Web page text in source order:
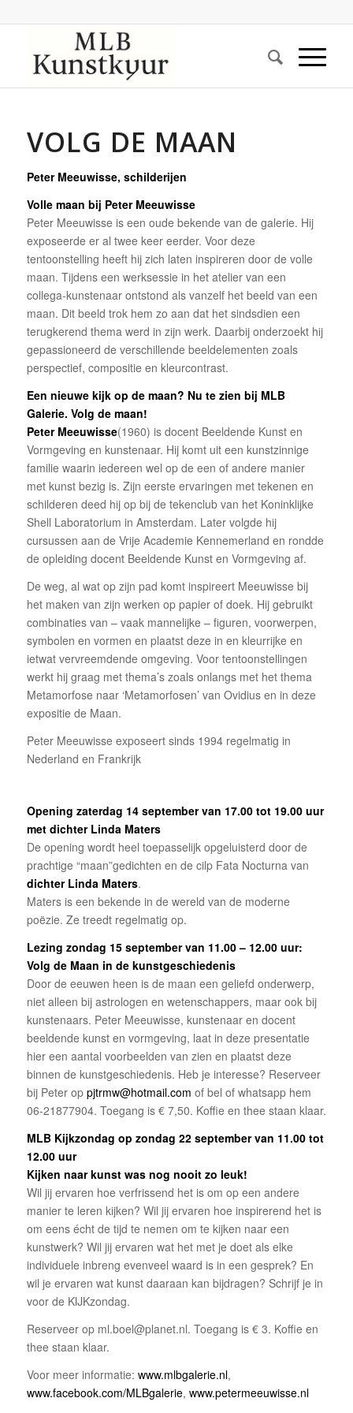
VOLG DE MAAN
Peter Meeuwisse, schilderijen
Volle maan bij Peter Meeuwisse
Peter Meeuwisse is een oude bekende van de galerie. Hij
exposeerde er al twee keer eerder. Voor deze
tentoonstelling heeft hij zich laten inspireren door de volle
maan. Tijdens een werksessie in het atelier van een
collega-kunstenaar ontstond als vanzelf het beeld van een
maan. Dit beeld trok hem zo aan dat het sindsdien een
terugkerend thema werd in zijn werk. Daarbij onderzoekt hij
gepassioneerd de verschillende beeldelementen zoals
perspectief, compositie en kleurcontrast.
Een nieuwe kijk op de maan? Nu te zien bij MLB
Galerie. Volg de maan!
Peter Meeuwisse(1960) is docent Beeldende Kunst en
Vormgeving en kunstenaar. Hij komt uit een kunstzinnige
familie waarin iedereen wel op de een of andere manier
met kunst bezig is. Zijn eerste ervaringen met tekenen en
schilderen deed hij op bij de tekenclub van het Koninklijke
Shell Laboratorium in Amsterdam. Later volgde hij
cursussen aan de Vrije Academie Kennemerland en rondde
de opleiding docent Beeldende Kunst en Vormgeving af.
De weg, al wat op zijn pad komt inspireert Meeuwisse bij
het maken van zijn werken op papier of doek. Hij gebruikt
combinaties van – vaak mannelijke – figuren, voorwerpen,
symbolen en vormen en plaatst deze in en kleurrijke en
ietwat vervreemdende omgeving. Voor tentoonstellingen
werkt hij graag met thema’s zoals onlangs met het thema
Metamorfose naar ‘Metamorfosen’ van Ovidius en in deze
expositie de Maan.
Peter Meeuwisse exposeert sinds 1994 regelmatig in
Nederland en Frankrijk
Opening zaterdag 14 september van 17.00 tot 19.00 uur
met dichter Linda Maters
De opening wordt heel toepasselijk opgeluisterd door de
prachtige “maan”gedichten en de cilp Fata Nocturna van
dichter Linda Maters.
Maters is een bekende in de wereld van de moderne
poëzie. Ze treedt regelmatig op.
Lezing zondag 15 september van 11.00 – 12.00 uur:
Volg de Maan in de kunstgeschiedenis
Door de eeuwen heen is de maan een geliefd onderwerp,
niet alleen bij astrologen en wetenschappers, maar ook bij
kunstenaars. Peter Meeuwisse, kunstenaar en docent
beeldende kunst en vormgeving, laat in deze presentatie
hier een aantal voorbeelden van zien en plaatst deze
binnen de kunstgeschiedenis. Heb je interesse? Reserveer
bij Peter op pjtrmw@hotmail.com of bel of whatsapp hem
06-21877904. Toegang is € 7,50. Koffie en thee staan klaar.
MLB Kijkzondag op zondag 22 september van 11.00 tot
12.00 uur
Kijken naar kunst was nog nooit zo leuk!
Wil jij ervaren hoe verfrissend het is om op een andere
manier te leren kijken? Wil jij ervaren hoe inspirerend het is
om eens écht de tijd te nemen om te kijken naar een
kunstwerk? Wil jij ervaren wat het met je doet als elke
individuele inbreng evenveel waard is in een gesprek? En
wil je ervaren wat kunst daaraan kan bijdragen? Schrijf je in
voor de KIJKzondag.
Reserveer op ml.boel@planet.nl. Toegang is € 3. Koffie en
thee staan klaar.
Voor meer informatie: www.mlbgalerie.nl,
www.facebook.com/MLBgalerie, www.petermeeuwisse.nl